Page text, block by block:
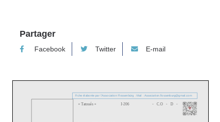
Partager
Facebook Twitter E-mail